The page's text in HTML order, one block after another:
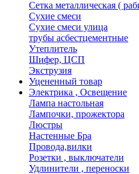
Сетка металлическая (
Сухие смеси
Сухие смеси улица
трубы асбестцементные
Утеплитель
Шифер, ЦСП
Экструзия
Уцененный товар
Электрика , Освещение
Лампа настольная
Лампочки, прожектора
Люстры
Настенные Бра
Провода,вилки
Розетки , выключатели
Удлинители , переноски